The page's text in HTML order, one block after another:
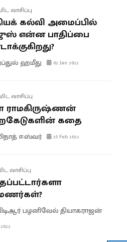
வாசிப்பு
கல்வி அமைப்பில்
என்ன பாதிப்பை
ஹமீது 02 Jan 2022
வாசிப்பு
ராமகிருஷ்ணன்
கதை
ஈஸ்வர் 25 Feb 2022
வாசிப்பு
பழனிவேல் தியாகராஜன்